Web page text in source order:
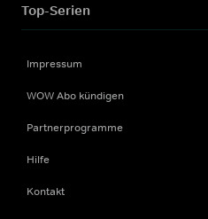
Top-Serien
Impressum
WOW Abo kündigen
Partnerprogramme
Hilfe
Kontakt